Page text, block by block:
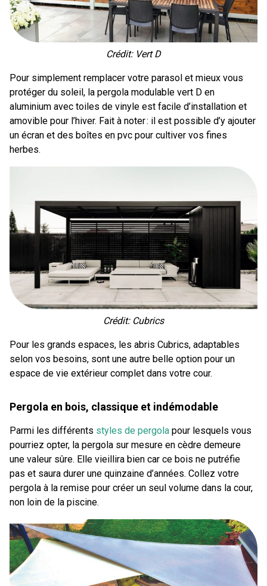
Crédit: Vert D
Pour simplement remplacer votre parasol et mieux vous
protéger du soleil, la pergola modulable vert D en
aluminium avec toiles de vinyle est facile d’installation et
amovible pour l’hiver. Fait à noter : il est possible d’y ajouter
un écran et des boîtes en pvc pour cultiver vos fines
herbes.
Crédit: Cubrics
Pour les grands espaces, les abris Cubrics, adaptables
selon vos besoins, sont une autre belle option pour un
espace de vie extérieur complet dans votre cour.
Pergola en bois, classique et indémodable
Parmi les différents styles de pergola pour lesquels vous
pourriez opter, la pergola sur mesure en cèdre demeure
une valeur sûre. Elle vieillira bien car ce bois ne putréfie
pas et saura durer une quinzaine d’années. Collez votre
pergola à la remise pour créer un seul volume dans la cour,
non loin de la piscine.